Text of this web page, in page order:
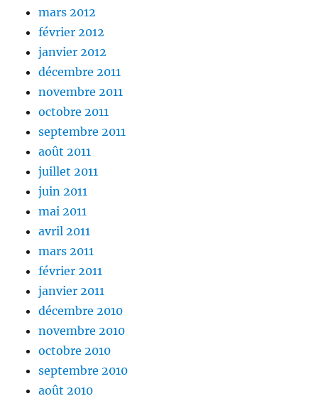
mars 2012
février 2012
janvier 2012
décembre 2011
novembre 2011
octobre 2011
septembre 2011
août 2011
juillet 2011
juin 2011
mai 2011
avril 2011
mars 2011
février 2011
janvier 2011
décembre 2010
novembre 2010
octobre 2010
septembre 2010
août 2010